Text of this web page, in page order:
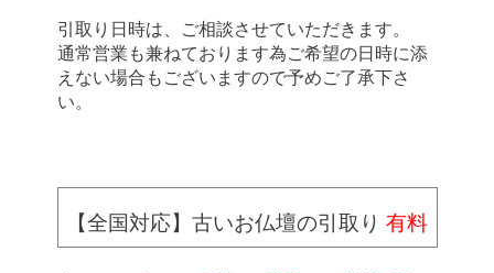
引取り日時は、ご相談させていただきます。
通常営業も兼ねております為ご希望の日時に添
えない場合もございますので予めご了承下さ
い。
【全国対応】古いお仏壇の引取り 有料